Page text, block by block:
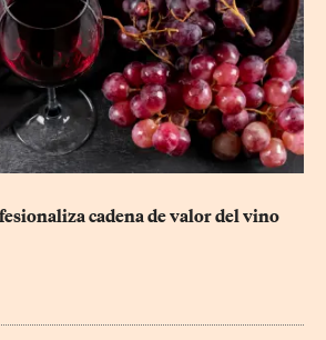
cadena de valor del vino